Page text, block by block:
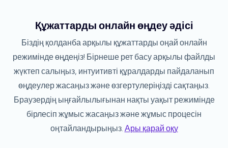
Құжаттарды онлайн өңдеу әдісі
Біздің қолданба арқылы құжаттарды оңай онлайн
режимінде өңдеңіз! Бірнеше рет басу арқылы файлды
жүктеп салыңыз, интуитивті құралдарды пайдаланып
өңдеулер жасаңыз және өзгертулеріңізді сақтаңыз.
Браузердің ыңғайлылығынан нақты уақыт режимінде
бірлесіп жұмыс жасаңыз және жұмыс процесін
оңтайландырыңыз.Ары қарай оқу